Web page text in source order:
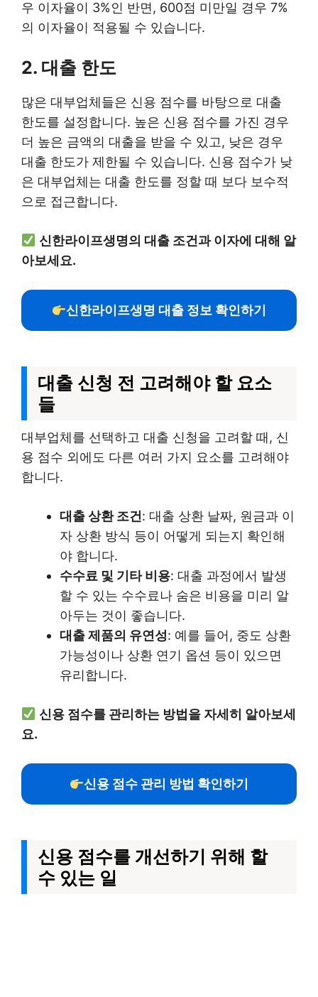
우 이자율이 3%인 반면, 600점 미만일 경우 7%
의 이자율이 적용될 수 있습니다.
2. 대출 한도
많은 대부업체들은 신용 점수를 바탕으로 대출
한도를 설정합니다. 높은 신용 점수를 가진 경우
더 높은 금액의 대출을 받을 수 있고, 낮은 경우
대출 한도가 제한될 수 있습니다. 신용 점수가 낮
은 대부업체는 대출 한도를 정할 때 보다 보수적
으로 접근합니다.
신한라이프생명의 대출 조건과 이자에 대해 알
아보세요.
신한라이프생명 대출 정보 확인하기
대출 신청 전 고려해야 할 요소
들
대부업체를 선택하고 대출 신청을 고려할 때, 신
용 점수 외에도 다른 여러 가지 요소를 고려해야
합니다.
대출 상환 조건: 대출 상환 날짜, 원금과 이
자 상환 방식 등이 어떻게 되는지 확인해
야 합니다.
수수료 및 기타 비용: 대출 과정에서 발생
할 수 있는 수수료나 숨은 비용을 미리 알
아두는 것이 좋습니다.
대출 제품의 유연성: 예를 들어, 중도 상환
가능성이나 상환 연기 옵션 등이 있으면
유리합니다.
신용 점수를 관리하는 방법을 자세히 알아보세
요.
신용 점수 관리 방법 확인하기
신용 점수를 개선하기 위해 할
수 있는 일